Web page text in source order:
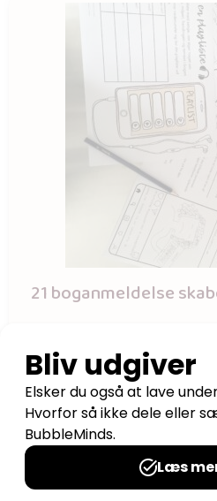
21 boganmeldelse
20,00 kr
Tilføj til